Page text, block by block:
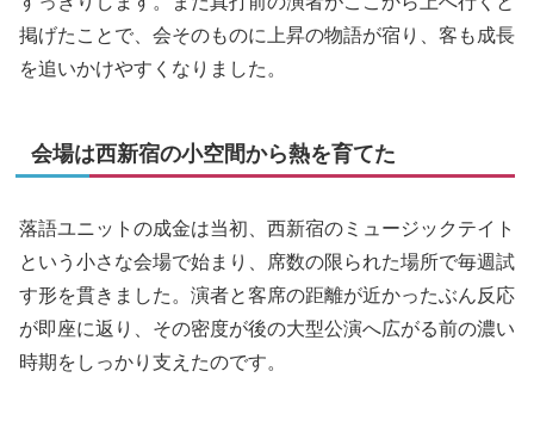
掲げたことで、会そのものに上昇の物語が宿り、客も成長
を追いかけやすくなりました。
会場は西新宿の小空間から熱を育てた
落語ユニットの成金は当初、西新宿のミュージックテイト
という小さな会場で始まり、席数の限られた場所で毎週試
す形を貫きました。演者と客席の距離が近かったぶん反応
が即座に返り、その密度が後の大型公演へ広がる前の濃い
時期をしっかり支えたのです。